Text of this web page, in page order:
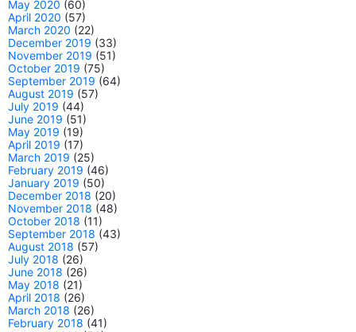
May 2020 (60)
April 2020 (57)
March 2020 (22)
December 2019 (33)
November 2019 (51)
October 2019 (75)
September 2019 (64)
August 2019 (57)
July 2019 (44)
June 2019 (51)
May 2019 (19)
April 2019 (17)
March 2019 (25)
February 2019 (46)
January 2019 (50)
December 2018 (20)
November 2018 (48)
October 2018 (11)
September 2018 (43)
August 2018 (57)
July 2018 (26)
June 2018 (26)
May 2018 (21)
April 2018 (26)
March 2018 (26)
February 2018 (41)